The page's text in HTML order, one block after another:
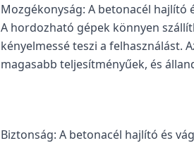
Mozgékonyság: A betonacél
A hordozható gépek könnyen
kényelmessé teszi a felhasználást.
magasabb teljesítményűek, és
Biztonság: A betonacél hajlító és